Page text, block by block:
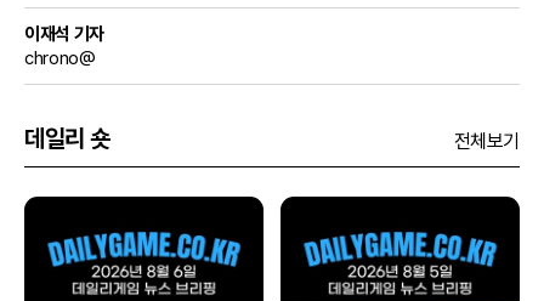
이재석 기자
chrono@
데일리 숏 전체보기